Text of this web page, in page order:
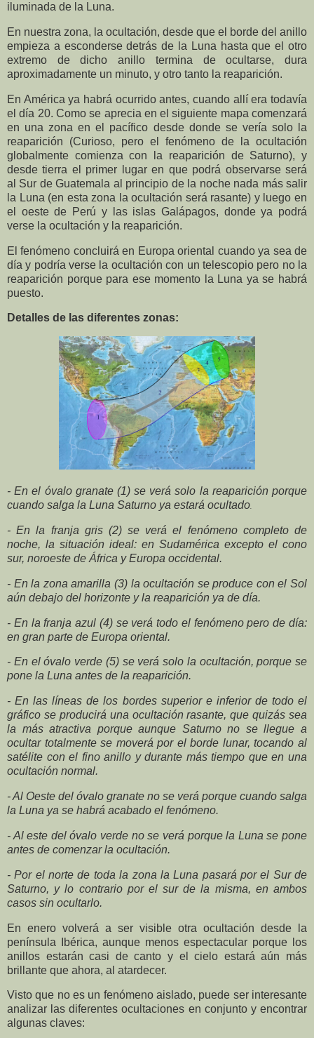
iluminada de la Luna.
En nuestra zona, la ocultación, desde que el borde del anillo
empieza a esconderse detrás de la Luna hasta que el otro
extremo de dicho anillo termina de ocultarse, dura
aproximadamente un minuto, y otro tanto la reaparición.
En América ya habrá ocurrido antes, cuando allí era todavía
el día 20. Como se aprecia en el siguiente mapa comenzará
en una zona en el pacífico desde donde se vería solo la
reaparición (Curioso, pero el fenómeno de la ocultación
globalmente comienza con la reaparición de Saturno), y
desde tierra el primer lugar en que podrá observarse será
al Sur de Guatemala al principio de la noche nada más salir
la Luna (en esta zona la ocultación será rasante) y luego en
el oeste de Perú y las islas Galápagos, donde ya podrá
verse la ocultación y la reaparición.
El fenómeno concluirá en Europa oriental cuando ya sea de
día y podría verse la ocultación con un telescopio pero no la
reaparición porque para ese momento la Luna ya se habrá
puesto.
Detalles de las diferentes zonas:
- En el óvalo granate (1) se verá solo la reaparición porque
cuando salga la Luna Saturno ya estará ocultado.
- En la franja gris (2) se verá el fenómeno completo de
noche, la situación ideal: en Sudamérica excepto el cono
sur, noroeste de África y Europa occidental.
- En la zona amarilla (3) la ocultación se produce con el Sol
aún debajo del horizonte y la reaparición ya de día.
- En la franja azul (4) se verá todo el fenómeno pero de día:
en gran parte de Europa oriental.
- En el óvalo verde (5) se verá solo la ocultación, porque se
pone la Luna antes de la reaparición.
- En las líneas de los bordes superior e inferior de todo el
gráfico se producirá una ocultación rasante, que quizás sea
la más atractiva porque aunque Saturno no se llegue a
ocultar totalmente se moverá por el borde lunar, tocando al
satélite con el fino anillo y durante más tiempo que en una
ocultación normal.
- Al Oeste del óvalo granate no se verá porque cuando salga
la Luna ya se habrá acabado el fenómeno.
- Al este del óvalo verde no se verá porque la Luna se pone
antes de comenzar la ocultación.
- Por el norte de toda la zona la Luna pasará por el Sur de
Saturno, y lo contrario por el sur de la misma, en ambos
casos sin ocultarlo.
En enero volverá a ser visible otra ocultación desde la
península Ibérica, aunque menos espectacular porque los
anillos estarán casi de canto y el cielo estará aún más
brillante que ahora, al atardecer.
Visto que no es un fenómeno aislado, puede ser interesante
analizar las diferentes ocultaciones en conjunto y encontrar
algunas claves: